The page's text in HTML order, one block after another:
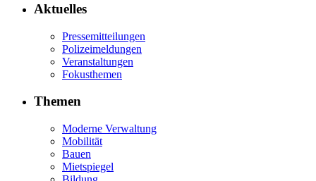
Aktuelles
Pressemitteilungen
Polizeimeldungen
Veranstaltungen
Fokusthemen
Themen
Moderne Verwaltung
Mobilität
Bauen
Mietspiegel